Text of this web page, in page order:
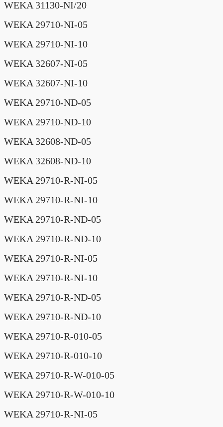
WEKA 31130-NI/20
WEKA 29710-NI-05
WEKA 29710-NI-10
WEKA 32607-NI-05
WEKA 32607-NI-10
WEKA 29710-ND-05
WEKA 29710-ND-10
WEKA 32608-ND-05
WEKA 32608-ND-10
WEKA 29710-R-NI-05
WEKA 29710-R-NI-10
WEKA 29710-R-ND-05
WEKA 29710-R-ND-10
WEKA 29710-R-NI-05
WEKA 29710-R-NI-10
WEKA 29710-R-ND-05
WEKA 29710-R-ND-10
WEKA 29710-R-010-05
WEKA 29710-R-010-10
WEKA 29710-R-W-010-05
WEKA 29710-R-W-010-10
WEKA 29710-R-NI-05